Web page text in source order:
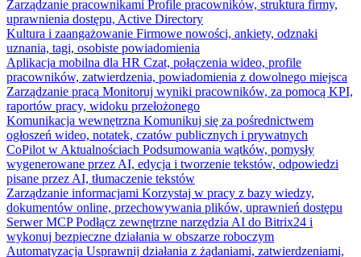
Zarządzanie pracownikami Profile pracowników, struktura firmy,
uprawnienia dostępu, Active Directory
Kultura i zaangażowanie Firmowe nowości, ankiety, odznaki
uznania, tagi, osobiste powiadomienia
Aplikacja mobilna dla HR Czat, połączenia wideo, profile
pracowników, zatwierdzenia, powiadomienia z dowolnego miejsca
Zarządzanie pracą Monitoruj wyniki pracowników, za pomocą KPI,
raportów pracy, widoku przełożonego
Komunikacja wewnętrzna Komunikuj się za pośrednictwem
ogłoszeń wideo, notatek, czatów publicznych i prywatnych
CoPilot w Aktualnościach Podsumowania wątków, pomysły
wygenerowane przez AI, edycja i tworzenie tekstów, odpowiedzi
pisane przez AI, tłumaczenie tekstów
Zarządzanie informacjami Korzystaj w pracy z bazy wiedzy,
dokumentów online, przechowywania plików, uprawnień dostępu
Serwer MCP Podłącz zewnętrzne narzędzia AI do Bitrix24 i
wykonuj bezpieczne działania w obszarze roboczym
Automatyzacja Usprawnij działania z żądaniami, zatwierdzeniami,